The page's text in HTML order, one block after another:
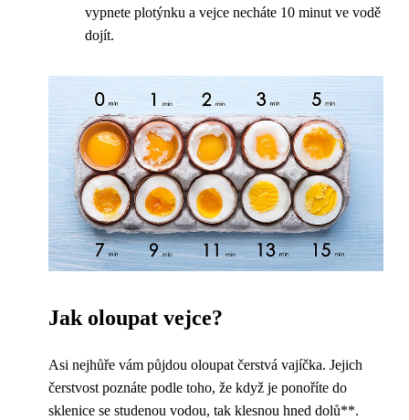
vypnete plotýnku a vejce necháte 10 minut ve vodě
dojít.
Jak oloupat vejce?
Asi nejhůře vám půjdou oloupat čerstvá vajíčka. Jejich
čerstvost poznáte podle toho, že když je ponoříte do
sklenice se studenou vodou, tak klesnou hned dolů**.